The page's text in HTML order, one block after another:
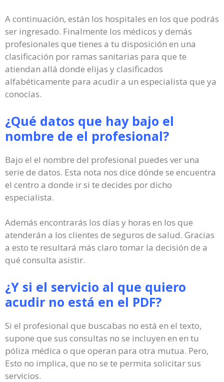
A continuación, están los hospitales en los que podrás
ser ingresado. Finalmente los médicos y demás
profesionales que tienes a tu disposición en una
clasificación por ramas sanitarias para que te
atiendan allá donde elijas y clasificados
alfabéticamente para acudir a un especialista que ya
conocías.
¿Qué datos que hay bajo el
nombre de el profesional?
Bajo el el nombre del profesional puedes ver una
serie de datos. Esta nota nos dice dónde se encuentra
el centro a donde ir si te decides por dicho
especialista.
Además encontrarás los días y horas en los que
atenderán a los clientes de seguros de salud. Gracias
a esto te resultará más claro tomar la decisión de a
qué consulta asistir.
¿Y si el servicio al que quiero
acudir no está en el PDF?
Si el profesional que buscabas no está en el texto,
supone que sus consultas no se incluyen en en tu
póliza médica o que operan para otra mutua. Pero,
Esto no implica, que no se te permita solicitar sus
servicios.